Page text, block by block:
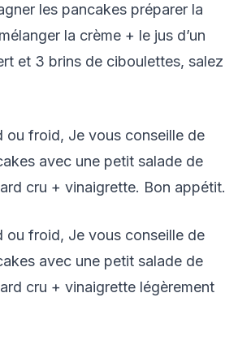
les pancakes préparer la
la crème + le jus d’un
et 3 brins de ciboulettes, salez
ou froid, Je vous conseille de
avec une petit salade de
cru + vinaigrette. Bon appétit.
ou froid, Je vous conseille de
avec une petit salade de
cru + vinaigrette légèrement